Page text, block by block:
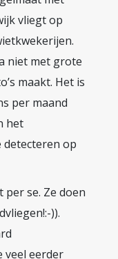
vliegt op
niet met grote
maakt. Het is
per maand
het
op
se. Ze doen
)).
veel eerder